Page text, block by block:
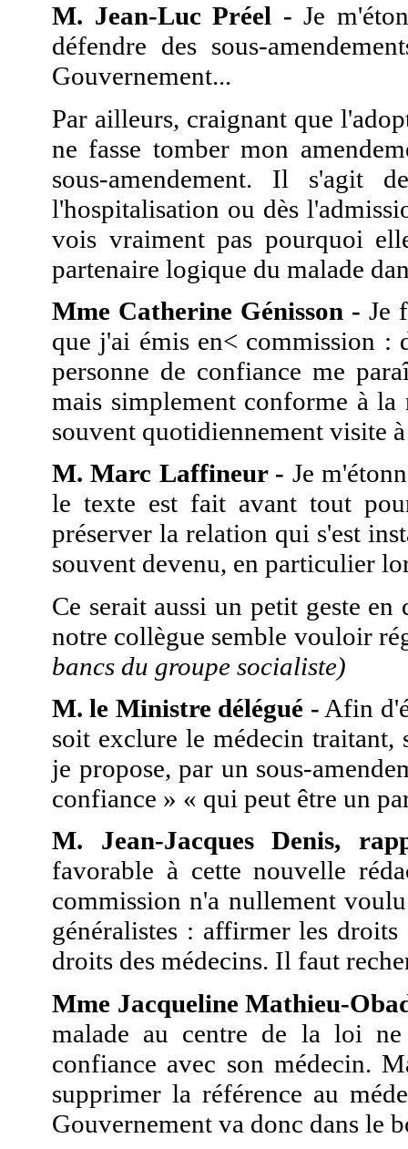
M. Jean-Luc Préel - Je
défendre des sous-
Gouvernement...
Par ailleurs, craignant que
ne fasse tomber mon
sous-amendement. Il s'agit
l'hospitalisation ou dès
vois vraiment pas pourquoi
partenaire logique du malade
Mme Catherine Génisson - Je
que j'ai émis en< commission :
personne de confiance me
mais simplement conforme à
souvent quotidiennement visite
M. Marc Laffineur - Je
le texte est fait avant tout
préserver la relation qui s'est
souvent devenu, en particulier
Ce serait aussi un petit geste
notre collègue semble vouloir
bancs du groupe socialiste)
M. le Ministre délégué - Afin
soit exclure le médecin
je propose, par un sous-
confiance » « qui peut être un
M. Jean-Jacques Denis,
favorable à cette nouvelle
commission n'a nullement
généralistes : affirmer les droits
droits des médecins. Il faut
Mme Jacqueline Mathieu-
malade au centre de la loi
confiance avec son médecin.
supprimer la référence au
Gouvernement va donc dans le